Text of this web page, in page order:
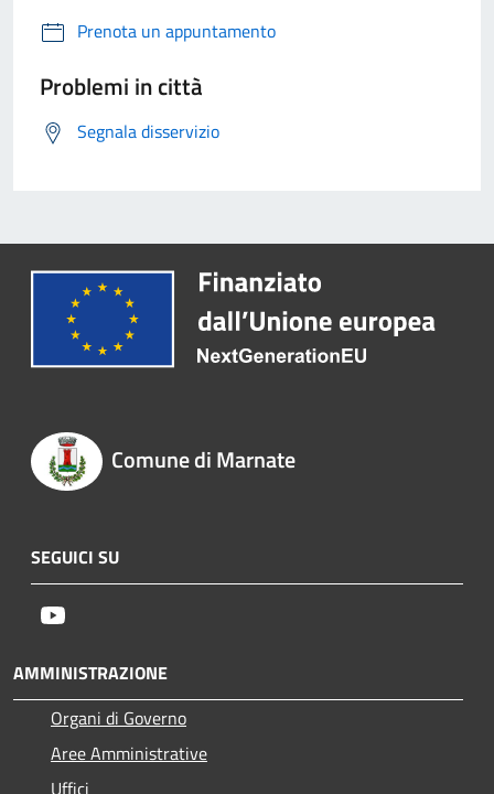
Prenota un appuntamento
Problemi in città
Segnala disservizio
Comune di Marnate
SEGUICI SU
AMMINISTRAZIONE
Organi di Governo
Aree Amministrative
Uffici